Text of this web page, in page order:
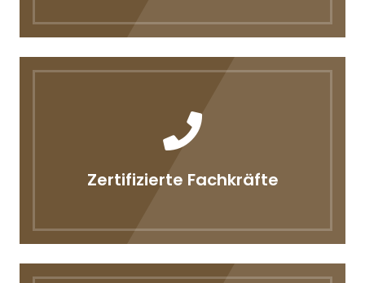
Zertifizierte Fachkräfte